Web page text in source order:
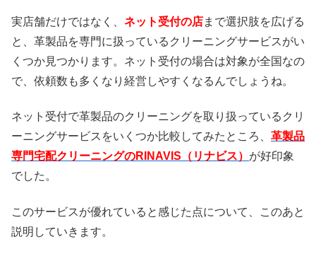
実店舗だけではなく、 ネット受付の店まで選択肢を広げる
と、革製品を専門に扱っているクリーニングサービスがい
くつか見つかります。ネット受付の場合は対象が全国なの
で、依頼数も多くなり経営しやすくなるんでしょうね。
ネット受付で革製品のクリーニングを取り扱っているクリ
ーニングサービスをいくつか比較してみたところ、 革製品
専門宅配クリーニングのRINAVIS（リナビス） が好印象
でした。
このサービスが優れていると感じた点について、このあと
説明していきます。